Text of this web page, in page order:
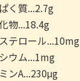
く質...2.7g
物...18.4g
テロール...10mg
ウム...1mg
ンA...230μg